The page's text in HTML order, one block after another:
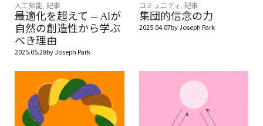
人工知能, 記事
最適化を超えて — AIが
自然の創造性から学ぶ
べき理由
2025.05.28byJoseph Park
コミュニティ , 記事
集団的信念の力
2025.04.07byJoseph Park